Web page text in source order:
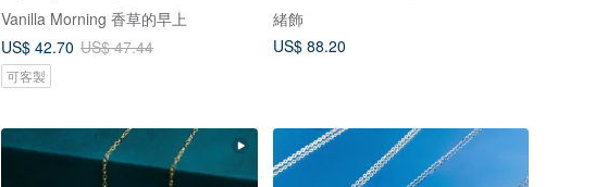
Vanilla Morning 香草的早上
US$ 42.70 US$ 47.44
可客製
緒飾
US$ 88.20